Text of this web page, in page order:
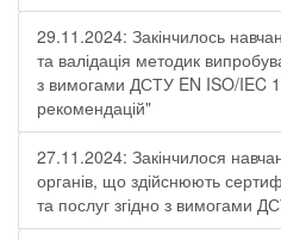
29.11.2024: Закінчилось
та валідація методик
з вимогами ДСТУ EN ISO/IEC
рекомендацій"
27.11.2024: Закінчилося
органів, що здійснюють
та послуг згідно з вимогами